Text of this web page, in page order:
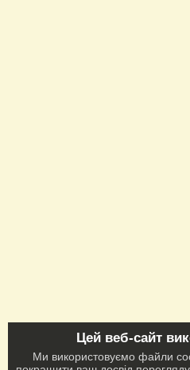
Цей веб-сайт
Ми використовуємо файли